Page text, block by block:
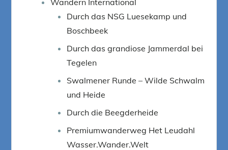
Durch das NSG Luesekamp und
Boschbeek
Durch das grandiose Jammerdal bei
Tegelen
Swalmener Runde – Wilde Schwalm
und Heide
Durch die Beegderheide
Premiumwanderweg Het Leudahl
Wasser.Wander.Welt